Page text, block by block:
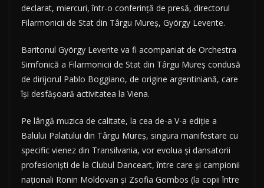
declarat, miercuri, într-o conferinţă de presă, directorul
Filarmonicii de Stat din Târgu Mureş, György Levente.
Baritonul György Levente va fi acompaniat de Orchestra
Simfonică a Filarmonicii de Stat din Târgu Mureş condusă
de dirijorul Pablo Boggiano, de origine argentiniană, care
îşi desfăşoară activitatea la Viena.
Pe lângă muzica de calitate, la cea de-a V-a ediţie a
Balului Palatului din Târgu Mureş, singura manifestare cu
specific vienez din Transilvania, vor evolua şi dansatorii
profesionişti de la Clubul Danceart, între care şi campionii
naţionali Ronin Moldovan şi Zsofia Gombos (la copii între